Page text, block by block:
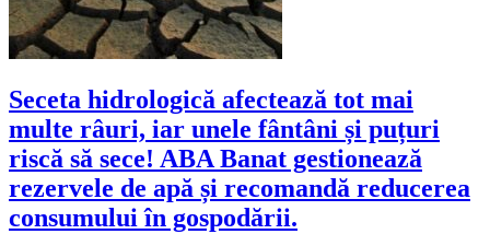
Seceta hidrologică afectează tot mai
multe râuri, iar unele fântâni și puțuri
riscă să sece! ABA Banat gestionează
rezervele de apă și recomandă reducerea
consumului în gospodării.